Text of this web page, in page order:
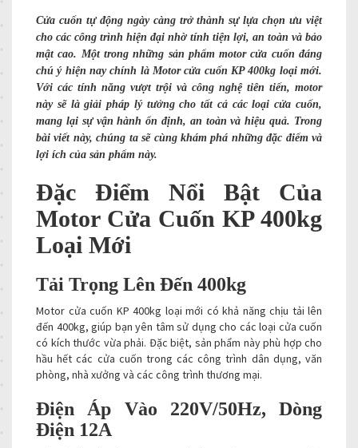
Cửa cuốn tự động ngày càng trở thành sự lựa chọn ưu việt
cho các công trình hiện đại nhờ tính tiện lợi, an toàn và bảo
mật cao. Một trong những sản phẩm motor cửa cuốn đáng
chú ý hiện nay chính là Motor cửa cuốn KP 400kg loại mới.
Với các tính năng vượt trội và công nghệ tiên tiến, motor
này sẽ là giải pháp lý tưởng cho tất cả các loại cửa cuốn,
mang lại sự vận hành ổn định, an toàn và hiệu quả. Trong
bài viết này, chúng ta sẽ cùng khám phá những đặc điểm và
lợi ích của sản phẩm này.
Đặc Điểm Nổi Bật Của
Motor Cửa Cuốn KP 400kg
Loại Mới
Tải Trọng Lên Đến 400kg
Motor cửa cuốn KP 400kg loại mới có khả năng chịu tải lên
đến 400kg, giúp bạn yên tâm sử dụng cho các loại cửa cuốn
có kích thước vừa phải. Đặc biệt, sản phẩm này phù hợp cho
hầu hết các cửa cuốn trong các công trình dân dụng, văn
phòng, nhà xưởng và các công trình thương mại.
Điện Áp Vào 220V/50Hz, Dòng
Điện 12A